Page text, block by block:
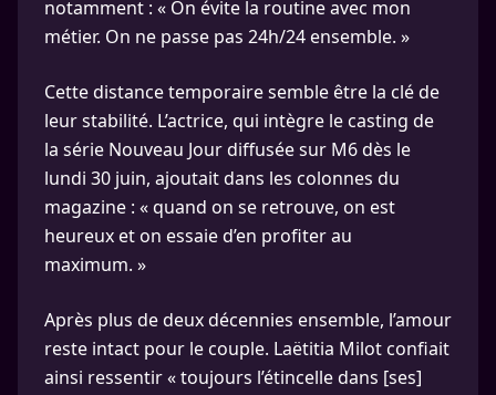
notamment : « On évite la routine avec mon
métier. On ne passe pas 24h/24 ensemble. »
Cette distance temporaire semble être la clé de
leur stabilité. L’actrice, qui intègre le casting de
la série Nouveau Jour diffusée sur M6 dès le
lundi 30 juin, ajoutait dans les colonnes du
magazine : « quand on se retrouve, on est
heureux et on essaie d’en profiter au
maximum. »
Après plus de deux décennies ensemble, l’amour
reste intact pour le couple. Laëtitia Milot confiait
ainsi ressentir « toujours l’étincelle dans [ses]